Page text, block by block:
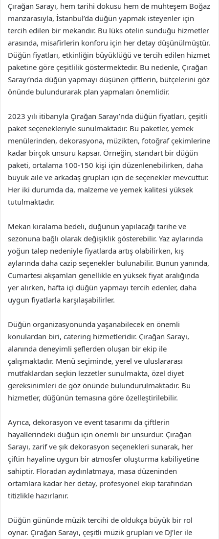
Çırağan Sarayı, hem tarihi dokusu hem de muhteşem Boğaz
manzarasıyla, İstanbul’da düğün yapmak isteyenler için
tercih edilen bir mekandır. Bu lüks otelin sunduğu hizmetler
arasında, misafirlerin konforu için her detay düşünülmüştür.
Düğün fiyatları, etkinliğin büyüklüğü ve tercih edilen hizmet
paketine göre çeşitlilik göstermektedir. Bu nedenle, Çırağan
Sarayı’nda düğün yapmayı düşünen çiftlerin, bütçelerini göz
önünde bulundurarak plan yapmaları önemlidir.
2023 yılı itibarıyla Çırağan Sarayı’nda düğün fiyatları, çeşitli
paket seçenekleriyle sunulmaktadır. Bu paketler, yemek
menülerinden, dekorasyona, müzikten, fotoğraf çekimlerine
kadar birçok unsuru kapsar. Örneğin, standart bir düğün
paketi, ortalama 100-150 kişi için düzenlenebilirken, daha
büyük aile ve arkadaş grupları için de seçenekler mevcuttur.
Her iki durumda da, malzeme ve yemek kalitesi yüksek
tutulmaktadır.
Mekan kiralama bedeli, düğünün yapılacağı tarihe ve
sezonuna bağlı olarak değişiklik gösterebilir. Yaz aylarında
yoğun talep nedeniyle fiyatlarda artış olabilirken, kış
aylarında daha cazip seçenekler bulunabilir. Bunun yanında,
Cumartesi akşamları genellikle en yüksek fiyat aralığında
yer alırken, hafta içi düğün yapmayı tercih edenler, daha
uygun fiyatlarla karşılaşabilirler.
Düğün organizasyonunda yaşanabilecek en önemli
konulardan biri, catering hizmetleridir. Çırağan Sarayı,
alanında deneyimli şeflerden oluşan bir ekip ile
çalışmaktadır. Menü seçiminde, yerel ve uluslararası
mutfaklardan seçkin lezzetler sunulmakta, özel diyet
gereksinimleri de göz önünde bulundurulmaktadır. Bu
hizmetler, düğünün temasına göre özelleştirilebilir.
Ayrıca, dekorasyon ve event tasarımı da çiftlerin
hayallerindeki düğün için önemli bir unsurdur. Çırağan
Sarayı, zarif ve şık dekorasyon seçenekleri sunarak, her
çiftin hayaline uygun bir atmosfer oluşturma kabiliyetine
sahiptir. Floradan aydınlatmaya, masa düzeninden
ortamlara kadar her detay, profesyonel ekip tarafından
titizlikle hazırlanır.
Düğün gününde müzik tercihi de oldukça büyük bir rol
oynar. Çırağan Sarayı, çeşitli müzik grupları ve DJ’ler ile